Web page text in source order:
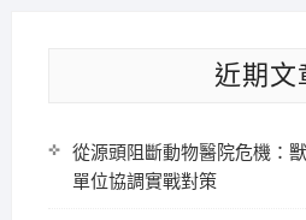
近期文
從源頭阻斷動物醫院危機：
單位協調實戰對策